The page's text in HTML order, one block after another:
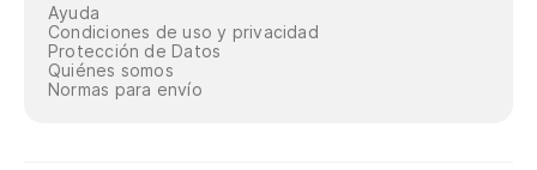
Ayuda
Condiciones de uso y privacidad
Protección de Datos
Quiénes somos
Normas para envío